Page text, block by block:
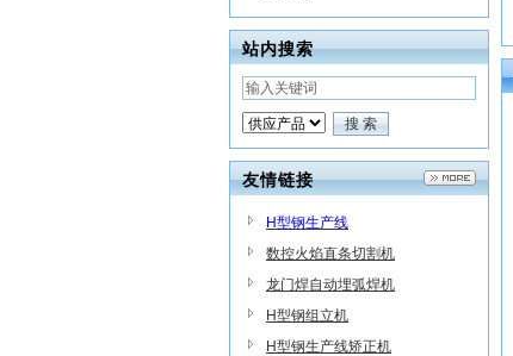
站内搜索
友情链接
H型钢生产线
数控火焰直条切割机
龙门焊自动埋弧焊机
H型钢组立机
H型钢生产线矫正机